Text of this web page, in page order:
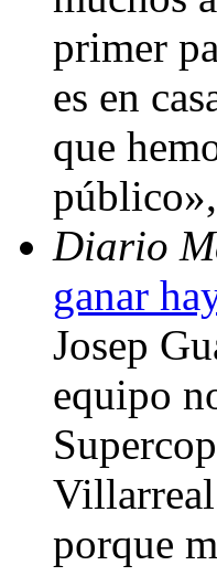
primer
es en
que
Diario
ganar
Josep
equipo
porque